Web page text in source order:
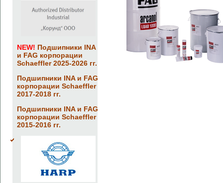
NEW! Подшипники INA
и FAG корпорации
Schaeffler 2025-2026 гг.
Подшипники INA и FAG
корпорации Schaeffler
2017-2018 гг.
Подшипники INA и FAG
корпорации Schaeffler
2015-2016 гг.